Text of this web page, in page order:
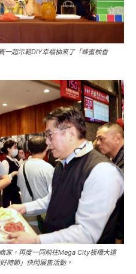
一起示範DIY幸福柚來了「蜂蜜柚香
家，再度一同前往Mega City板橋大遠
時節」快閃展售活動。